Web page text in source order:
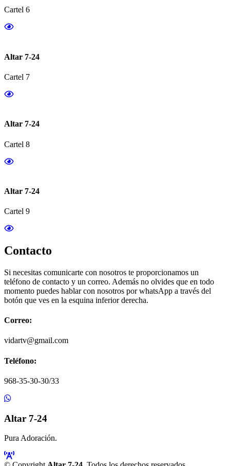
Cartel 6
Altar 7-24
Cartel 7
Altar 7-24
Cartel 8
Altar 7-24
Cartel 9
Contacto
Si necesitas comunicarte con nosotros te proporcionamos un
teléfono de contacto y un correo. Además no olvides que en todo
momento puedes hablar con nosotros por whatsApp a través del
botón que ves en la esquina inferior derecha.
Correo:
vidartv@gmail.com
Teléfono:
968-35-30-30/33
Altar 7-24
Pura Adoración.